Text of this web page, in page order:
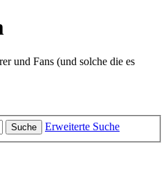
und Fans (und solche die es
Suche Erweiterte Suche